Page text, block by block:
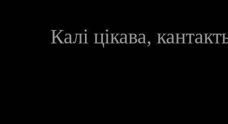
Калі цікава,